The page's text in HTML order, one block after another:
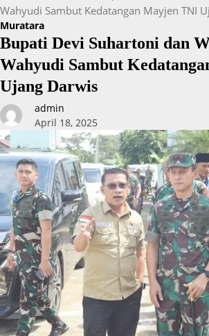
Wahyudi Sambut Kedatangan Mayjen TNI
Muratara
Bupati Devi Suhartoni dan
Wahyudi Sambut
Ujang Darwis
admin
April 18, 2025